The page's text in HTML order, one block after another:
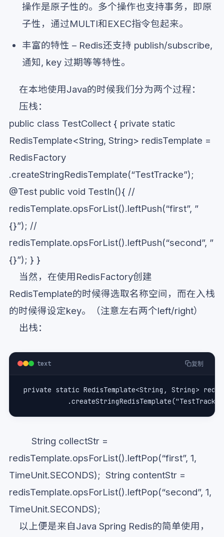
操作是原子性的。多个操作也支持事务，即原
子性，通过MULTI和EXEC指令包起来。
丰富的特性 – Redis还支持 publish/subscribe,
通知, key 过期等等特性。
在本地使用Java的时候我们分为两个过程：
压栈：
public class TestCollect { private static
RedisTemplate<String, String> redisTemplate =
RedisFactory
.createStringRedisTemplate(“TestTracke”);
@Test public void TestIn(){ //
redisTemplate.opsForList().leftPush(“first”, ”
{}”); //
redisTemplate.opsForList().leftPush(“second”, ”
{}”); } }
当然，在使用RedisFactory创建
RedisTemplate的时候得选取名称空间，而在入栈
的时候得设定key。（注意左右两个left/right）
出栈：
text 复制
private static RedisTemplate<String, String>
String collectStr =
redisTemplate.opsForList().leftPop(“first”, 1,
TimeUnit.SECONDS); String contentStr =
redisTemplate.opsForList().leftPop(“second”, 1,
TimeUnit.SECONDS);
以上便是来自Java Spring Redis的简单使用，